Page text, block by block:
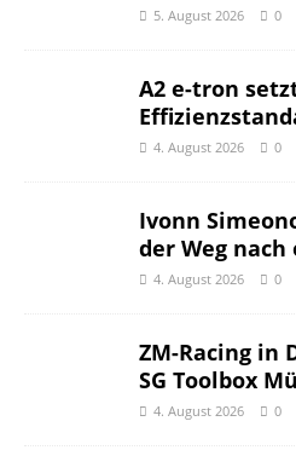
5. August 2026 0
A2 e-tron
4. August 2026 0
Ivonn
der Weg nach
4. August 2026 0
ZM-Racing in
SG Toolbox
4. August 2026 0